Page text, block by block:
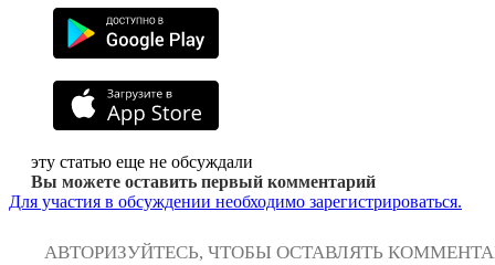
эту статью еще не обсуждали
Вы можете оставить первый комментарий
Для участия в обсуждении необходимо зарегистрироваться.
АВТОРИЗУЙТЕСЬ, ЧТОБЫ ОСТАВЛЯТЬ